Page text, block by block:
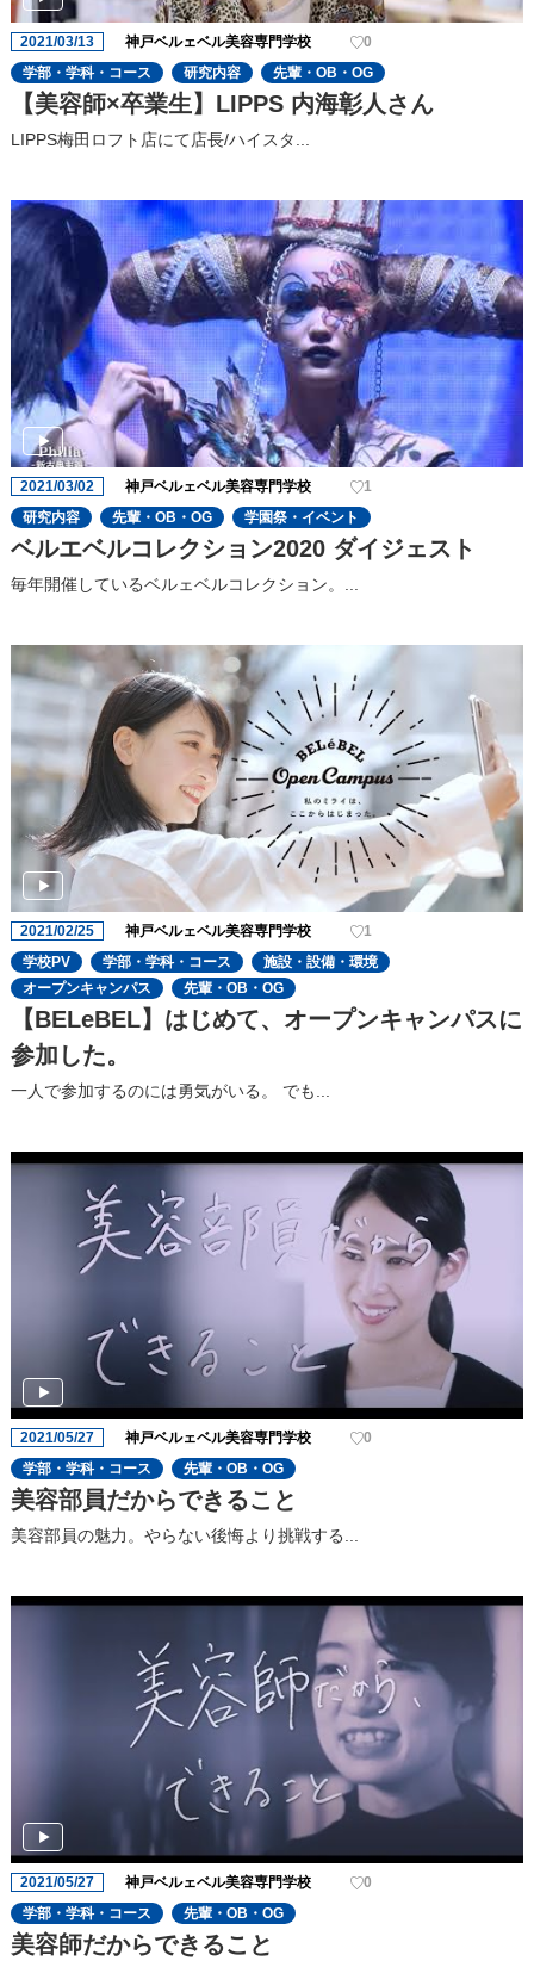
2021/03/13 神戸ベルェベル美容専門学校
0
学部・学科・コース
研究内容 先輩・OB・OG
【美容師×卒業生】LIPPS 内海彰人さん
LIPPS梅田ロフト店にて店長/ハイスタ...
2021/03/02 神戸ベルェベル美容専門学校
1
研究内容
先輩・OB・OG 学園祭・イベント
ベルエベルコレクション2020 ダイジェスト
毎年開催しているベルェベルコレクション。...
2021/02/25 神戸ベルェベル美容専門学校
1
学校PV
学部・学科・コース
施設・設備・環境
オープンキャンパス
先輩・OB・OG
【BELeBEL】はじめて、オープンキャンパスに
参加した。
一人で参加するのには勇気がいる。 でも...
2021/05/27 神戸ベルェベル美容専門学校
0
学部・学科・コース
先輩・OB・OG
美容部員だからできること
美容部員の魅力。やらない後悔より挑戦する...
2021/05/27 神戸ベルェベル美容専門学校
0
学部・学科・コース
先輩・OB・OG
美容師だからできること